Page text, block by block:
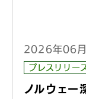
2026年06
プレスリリー
ノルウェー